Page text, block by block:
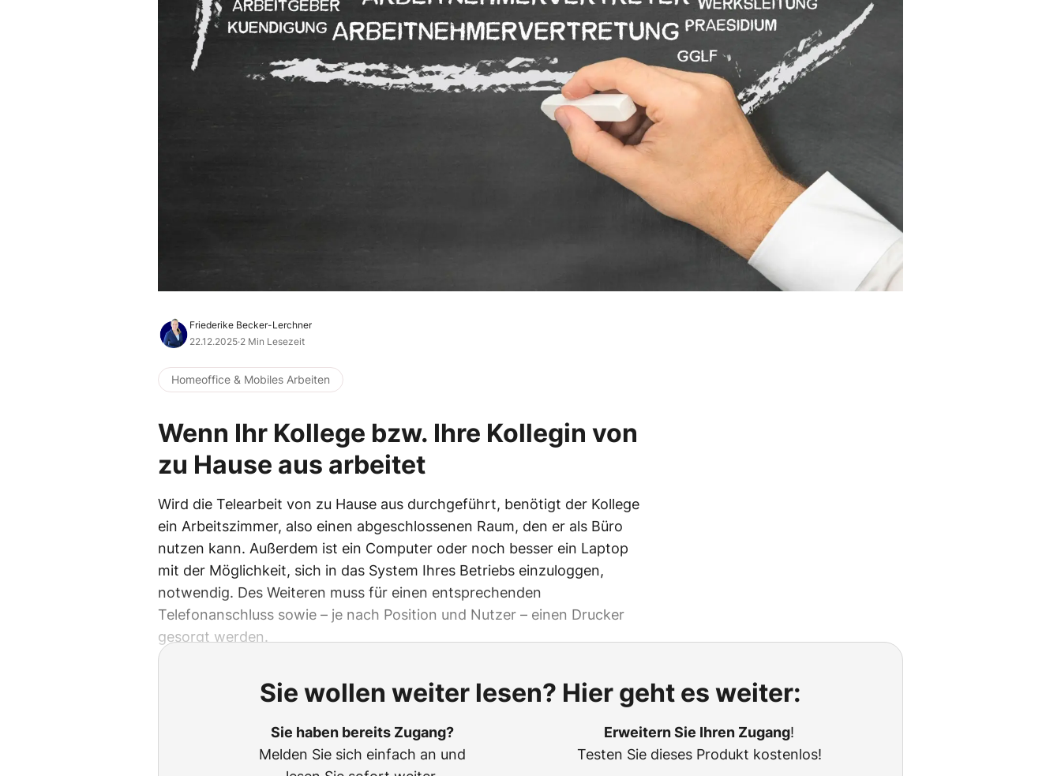
Friederike Becker-Lerchner
22.12.2025·2 Min Lesezeit
Homeoffice & Mobiles Arbeiten
Wenn Ihr Kollege bzw. Ihre Kollegin von
zu Hause aus arbeitet
Wird die Telearbeit von zu Hause aus durchgeführt, benötigt der Kollege
ein Arbeitszimmer, also einen abgeschlossenen Raum, den er als Büro
nutzen kann. Außerdem ist ein Computer oder noch besser ein Laptop
mit der Möglichkeit, sich in das System Ihres Betriebs einzuloggen,
notwendig. Des Weiteren muss für einen entsprechenden
Telefonanschluss sowie – je nach Position und Nutzer – einen Drucker
gesorgt werden.
Sie wollen weiter lesen? Hier geht es weiter:
Sie haben bereits Zugang?
Melden Sie sich einfach an und
Erweitern Sie Ihren Zugang!
Testen Sie dieses Produkt kostenlos!